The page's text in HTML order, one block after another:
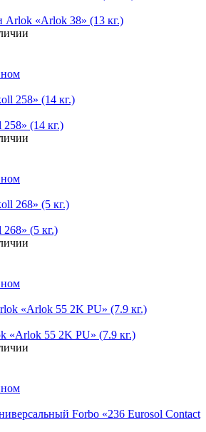
«Arlok 38» (13 кг.)
(14 кг.)
(5 кг.)
«Arlok 55 2K PU» (7.9 кг.)